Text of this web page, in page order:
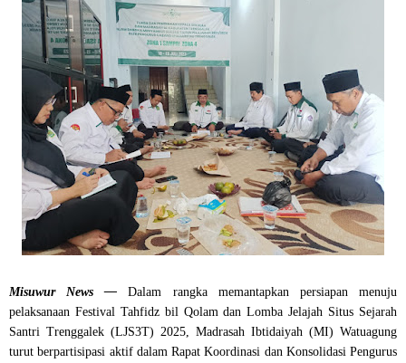
Misuwur News —Dalam rangka memantapkan persiapan menuju
pelaksanaan Festival Tahfidz bil Qolam danLomba Jelajah Situs Sejarah
Santri Trenggalek (LJS3T) 2025
Madrasah Ibtidaiyah (MI) Watuagung
turut berpartisipasi aktif dalam Rapat Koordinasi dan Konsolidasi Pengurus